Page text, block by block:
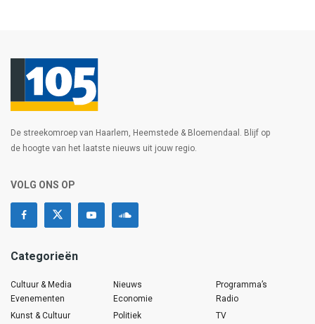
De streekomroep van Haarlem, Heemstede & Bloemendaal. Blijf op
de hoogte van het laatste nieuws uit jouw regio.
VOLG ONS OP
Categorieën
Cultuur & Media
Evenementen
Kunst & Cultuur
Nieuws
Economie
Politiek
Programma’s
Radio
TV